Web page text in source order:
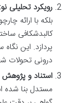
رویکرد تحلیلی نو:
بلکه با ارائه
کالبدشکافی
پردازد. این
درونی تحولات
استناد و
مستدل بنا شده